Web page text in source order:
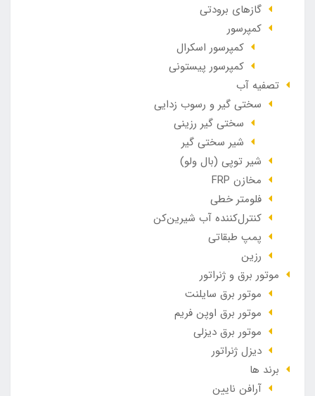
گازهای برودتی
کمپرسور
کمپرسور اسکرال
کمپرسور پیستونی
تصفیه آب
سختی گیر و رسوب زدایی
سختی گیر رزینی
شیر سختی گیر
شیر توپی (بال ولو)
مخازن FRP
فلومتر خطی
کنترل‌کننده آب شیرین‌کن
پمپ طبقاتی
رزین
موتور برق و ژنراتور
موتور برق سایلنت
موتور برق اوپن فریم
موتور برق دیزلی
دیزل ژنراتور
برند ها
آرافن نایین